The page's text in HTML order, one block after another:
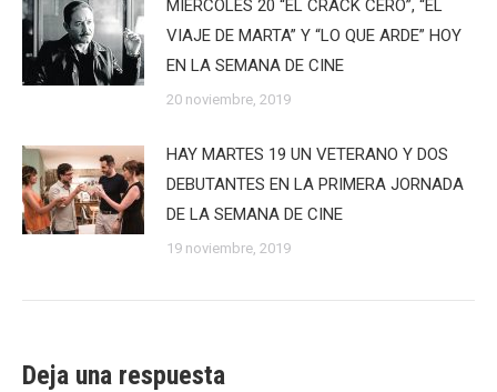
MIÉRCOLES 20 “EL CRACK CERO”, “EL
VIAJE DE MARTA” Y “LO QUE ARDE” HOY
EN LA SEMANA DE CINE
20 noviembre, 2019
HAY MARTES 19 UN VETERANO Y DOS
DEBUTANTES EN LA PRIMERA JORNADA
DE LA SEMANA DE CINE
19 noviembre, 2019
Deja una respuesta